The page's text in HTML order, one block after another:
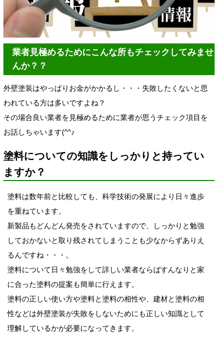
業者見極めるためにこんな所もチェックしてみませ
んか？？
外壁塗装はやっぱりお金がかかるし・・・失敗したくないと思
われている方は多いですよね？
その場合良い業者を見極めるために業者が思うチェック項目を
お話しちゃいます(^^♪
塗料についての知識をしっかりと持ってい
ますか？
塗料は数年前と比較しても、科学技術の発展により日々進歩
を重ねています。
新製品もどんどん発売をされていますので、しっかりと勉強
しておかないと取り残されてしまうことも少なからずありえ
るんですね・・・。
塗料について日々勉強をして詳しい業者ならばすんなりと家
に合った塗料の提案も簡単に行えます。
塗料の正しい使い方や塗料と塗料の相性や、建材と塗料の相
性などは外壁塗装が失敗をしないためにも正しい知識として
理解しているかが必要になってきます。